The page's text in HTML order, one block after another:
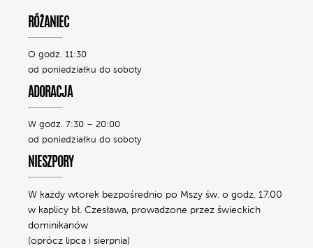
RÓŻANIEC
O godz. 11:30
od poniedziałku do soboty
ADORACJA
W godz. 7:30 – 20:00
od poniedziałku do soboty
NIESZPORY
W każdy wtorek bezpośrednio po Mszy św. o godz. 17.00
w kaplicy bł. Czesława, prowadzone przez świeckich
dominikanów
(oprócz lipca i sierpnia)